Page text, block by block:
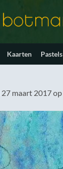
Kaarten Pastels
27 maart 2017op